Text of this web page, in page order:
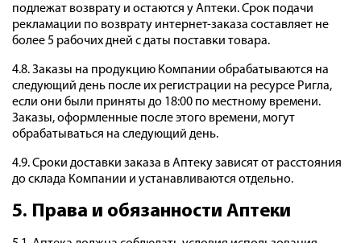
подлежат возврату и остаются у Аптеки. Срок подачи
рекламации по возврату интернет-заказа составляет не
более 5 рабочих дней с даты поставки товара.
4.8. Заказы на продукцию Компании обрабатываются на
следующий день после их регистрации на ресурсе Ригла,
если они были приняты до 18:00 по местному времени.
Заказы, оформленные после этого времени, могут
обрабатываться на следующий день.
4.9. Сроки доставки заказа в Аптеку зависят от расстояния
до склада Компании и устанавливаются отдельно.
5. Права и обязанности Аптеки